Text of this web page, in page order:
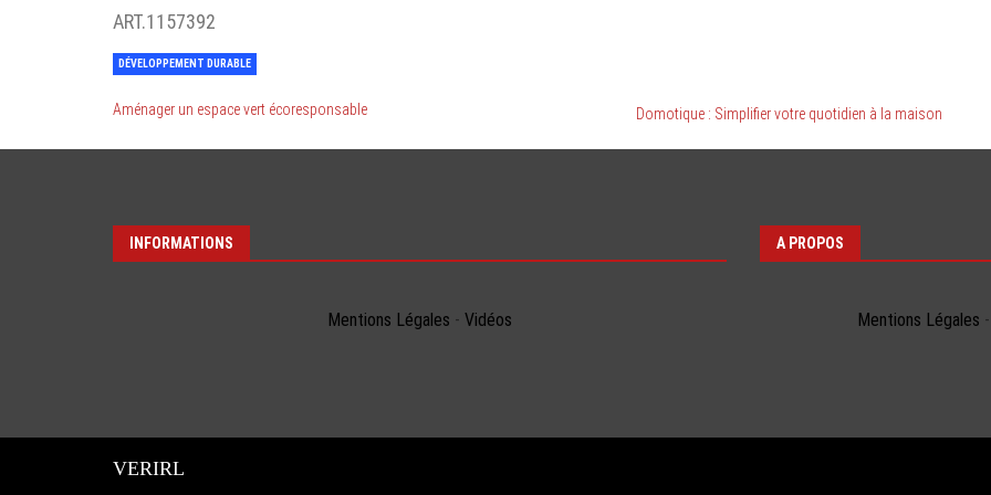
ART.1157392
DÉVELOPPEMENT DURABLE
Aménager un espace vert écoresponsable Domotique : Simplifier votre quotidien à la maison
INFORMATIONS
Mentions Légales - Vidéos
A PROPOS
Mentions Légales -
VERIRL